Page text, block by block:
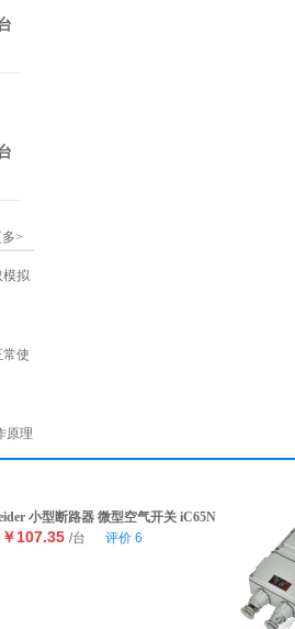
>
模拟
使
原理
小型断路器 微型空气开关 iC65N
￥107.35 /台 评价 6